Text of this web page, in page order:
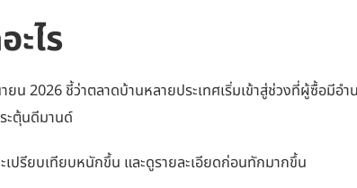
ไร
น 2026 ชี้ว่าตลาดบ้านหลายประเทศเริ่มเข้าสู่ช่วงที่ผู้ซื้อมีอ
ะตุ้นดีมานด์
ปรียบเทียบหนักขึ้น และดูรายละเอียดก่อนทักมากขึ้น